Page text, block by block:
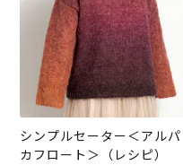
シンプルセーター＜アルパ
カフロート＞（レシピ）